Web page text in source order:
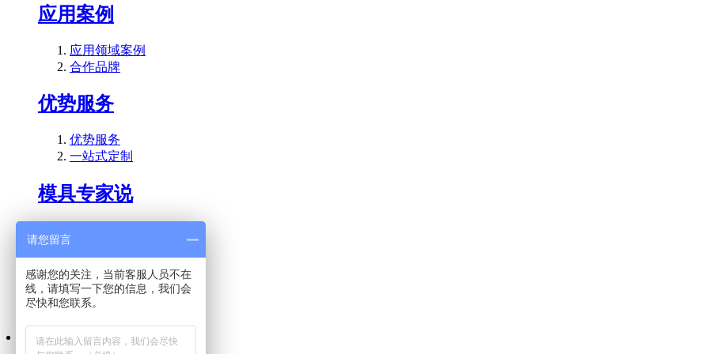
应用案例
应用领域案例
合作品牌
优势服务
优势服务
一站式定制
模具专家说
关注微信公众号
微信咨询
请您留言
感谢您的关注，当前客服人员不在
线，请填写一下您的信息，我们会
尽快和您联系。